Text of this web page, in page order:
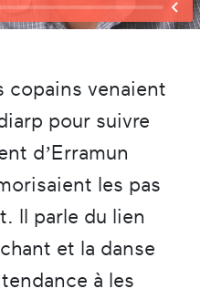
copains venaient
pour suivre
d’Erramun
les pas
Il parle du lien
et la danse
à les